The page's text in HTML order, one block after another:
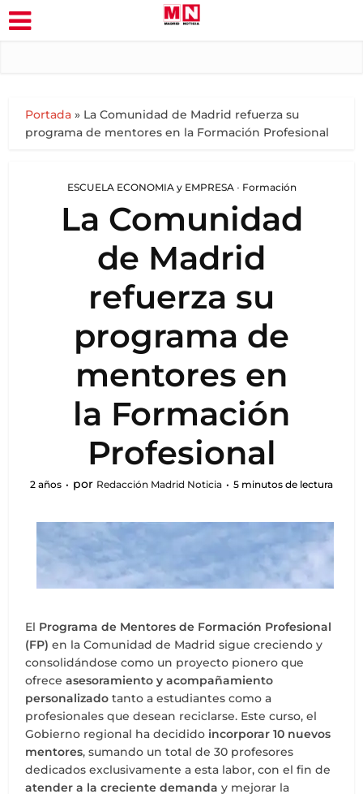
Portada » La Comunidad de Madrid refuerza su
programa de mentores en la Formación Profesional
ESCUELA ECONOMIA y EMPRESA • Formación
La Comunidad
de Madrid
refuerza su
programa de
mentores en
la Formación
Profesional
2 años por Redacción Madrid Noticia 5 minutos de lectura
El Programa de Mentores de Formación Profesional
(FP) en la Comunidad de Madrid sigue creciendo y
consolidándose como un proyecto pionero que
ofreceasesoramiento y acompañamiento
personalizado tanto a estudiantes como a
profesionales que desean reciclarse. Este curso, el
Gobierno regional ha decidido incorporar 10 nuevos
mentores, sumando un total de 30 profesores
dedicados exclusivamente a esta labor, con el fin de
atender a la creciente demanda y mejorar la